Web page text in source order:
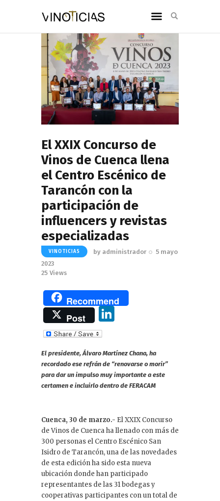
El XXIX Concurso de
Vinos de Cuenca llena
el Centro Escénico de
Tarancón con la
participación de
influencers y revistas
especializadas
VINOTICIAS by administrador
5 mayo
2023
25 Views
Recommend
Post
k
e
dI
n
El presidente, Álvaro Martínez Chana, ha
recordado ese refrán de “renovarse o morir”
para dar un impulso muy importante a este
certamen e incluirlo dentro de FERACAM
Cuenca, 30 de marzo.- El XXIX Concurso
de Vinos de Cuenca ha llenado con más de
300 personas el Centro Escénico San
Isidro de Tarancón, una de las novedades
de esta edición ha sido esta nueva
ubicación donde han participado
representantes de las 31 bodegas y
cooperativas participantes con un total de